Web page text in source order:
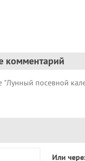
комментарий
Или